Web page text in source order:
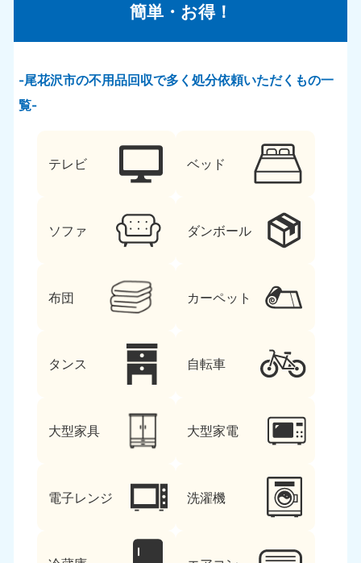
簡単・お得！
尾花沢市の不用品回収で多く処分依頼いただくもの一
覧
テレビ ベッド
ソファ ダンボール
布団 カーペット
タンス 自転車
大型家具 大型家電
電子レンジ 洗濯機